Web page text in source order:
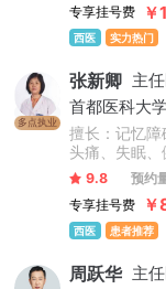
专享挂号费
西医 实力热门
多点执业
张新卿 主
首都医科大
擅长：记忆
头痛、失眠
科的疾病具
失眠健忘、脑
9.8 预约
专享挂号费
西医 患者推荐
周跃华 主